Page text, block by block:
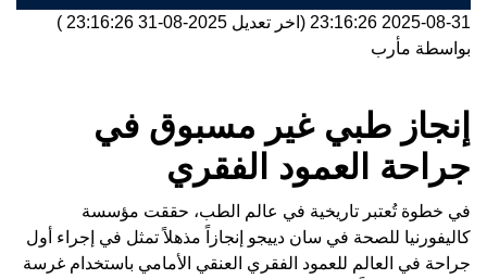
2025-08-31 23:16:26 (اخر تعديل 2025-08-31 23:16:26
)
بواسطة مأرب
إنجاز طبي غير مسبوق في
جراحة العمود الفقري
في خطوة تُعتبر تاريخية في عالم الطب، حققت مؤسسة
كاليفورنيا للصحة في سان دييجو إنجازاً مذهلاً تمثل في إجراء أول
جراحة في العالم للعمود الفقري العنقي الأمامي باستخدام غرسة